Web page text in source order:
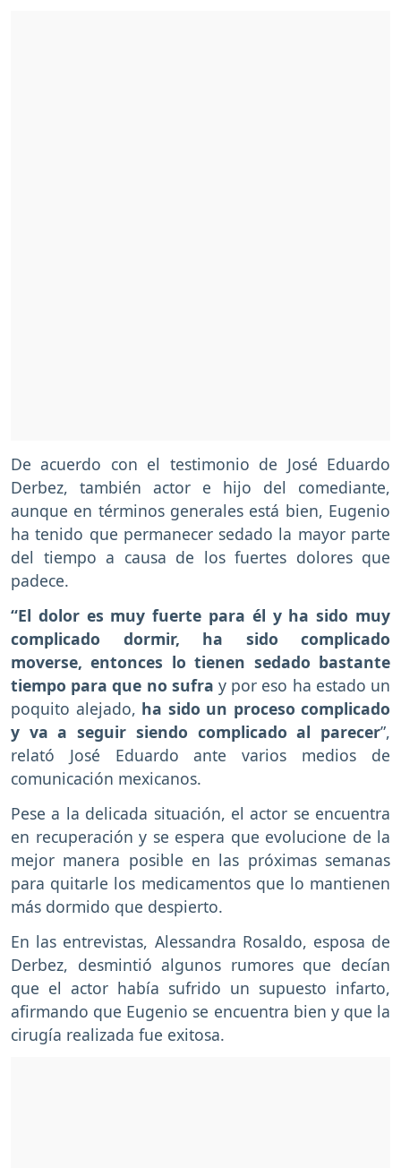
De acuerdo con el testimonio de José Eduardo
Derbez, también actor e hijo del comediante,
aunque en términos generales está bien, Eugenio
ha tenido que permanecer sedado la mayor parte
del tiempo a causa de los fuertes dolores que
padece.
“El dolor es muy fuerte para él y ha sido muy
complicado dormir, ha sido complicado
moverse, entonces lo tienen sedado bastante
tiempo para que no sufra y por eso ha estado un
poquito alejado, ha sido un proceso complicado
y va a seguir siendo complicado al parecer”,
relató José Eduardo ante varios medios de
comunicación mexicanos.
Pese a la delicada situación, el actor se encuentra
en recuperación y se espera que evolucione de la
mejor manera posible en las próximas semanas
para quitarle los medicamentos que lo mantienen
más dormido que despierto.
En las entrevistas, Alessandra Rosaldo, esposa de
Derbez, desmintió algunos rumores que decían
que el actor había sufrido un supuesto infarto,
afirmando que Eugenio se encuentra bien y que la
cirugía realizada fue exitosa.